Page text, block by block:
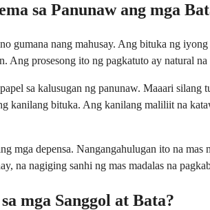
sa Panunaw ang mga
gumana nang mahusay. Ang bituka ng
Ang prosesong ito ng pagkatuto ay natural
sa kalusugan ng panunaw. Maaari
kanilang bituka. Ang kanilang maliliit na
mga depensa. Nangangahulugan ito na
na nagiging sanhi ng mas madalas na
mga Sanggol at Bata?